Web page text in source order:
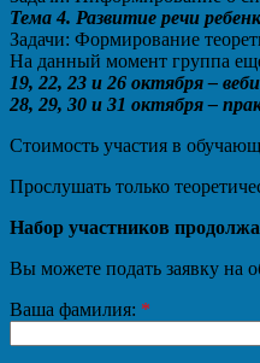
Тема 4. Развитие речи
Задачи: Формирование
На данный момент группа
19, 22, 23 и 26 октября –
28, 29, 30 и 31 октября –
Стоимость участия в
Прослушать только
Набор участников
Вы можете подать заявку на
Ваша фамилия: *